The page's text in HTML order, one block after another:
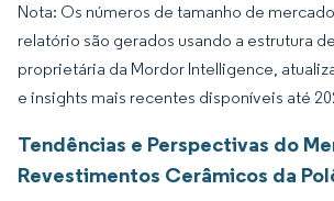
Nota: Os números de tamanho de
relatório são gerados usando a estrutura
proprietária da Mordor Intelligence,
e insights mais recentes disponíveis até
Tendências e Perspectivas do
Revestimentos Cerâmicos da